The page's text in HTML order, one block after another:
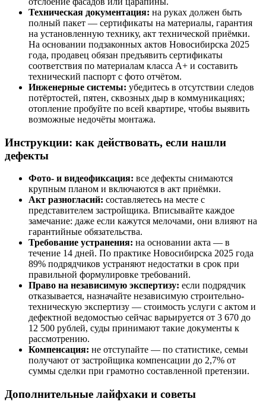
Техническая документация: на руках должен быть
полный пакет — сертификаты на материалы, гарантия
на установленную технику, акт технической приёмки.
На основании подзаконных актов Новосибирска 2025
года, продавец обязан предъявить сертификаты
соответствия по материалам класса А+ и составить
технический паспорт с фото отчётом.
Инженерные системы: убедитесь в отсутствии следов
потёртостей, пятен, сквозных дыр в коммуникациях;
отопление пробуйте по всей квартире, чтобы выявить
возможные недочёты монтажа.
Инструкции: как действовать, если нашли
дефекты
Фото- и видеофиксация: все дефекты снимаются
крупным планом и включаются в акт приёмки.
Акт разногласий: составляетесь на месте с
представителем застройщика. Вписывайте каждое
замечание: даже если кажутся мелочами, они влияют на
гарантийные обязательства.
Требование устранения: на основании акта — в
течение 14 дней. По практике Новосибирска 2025 года
89% подрядчиков устраняют недостатки в срок при
правильной формулировке требований.
Право на независимую экспертизу: если подрядчик
отказывается, назначайте независимую строительно-
техническую экспертизу — стоимость услуги с актом и
дефектной ведомостью сейчас варьируется от 3 670 до
12 500 рублей, суды принимают такие документы к
рассмотрению.
Компенсация: не отступайте — по статистике, семьи
получают от застройщика компенсации до 2,7% от
суммы сделки при грамотно составленной претензии.
Дополнительные лайфхаки и советы